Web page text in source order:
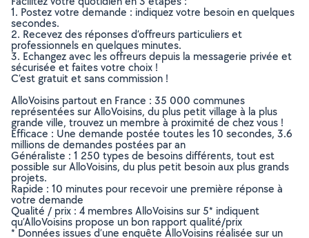
1. Postez votre demande : indiquez votre besoin en quelques
secondes.
2. Recevez des réponses d’offreurs particuliers et
professionnels en quelques minutes.
3. Echangez avec les offreurs depuis la messagerie privée et
sécurisée et faites votre choix !
C’est gratuit et sans commission !
AlloVoisins partout en France : 35 000 communes
représentées sur AlloVoisins, du plus petit village à la plus
grande ville, trouvez un membre à proximité de chez vous !
Efficace : Une demande postée toutes les 10 secondes, 3.6
millions de demandes postées par an
Généraliste : 1 250 types de besoins différents, tout est
possible sur AlloVoisins, du plus petit besoin aux plus grands
projets.
Rapide : 10 minutes pour recevoir une première réponse à
votre demande
Qualité / prix : 4 membres AlloVoisins sur 5* indiquent
qu’AlloVoisins propose un bon rapport qualité/prix
* Données issues d’une enquête AlloVoisins réalisée sur un